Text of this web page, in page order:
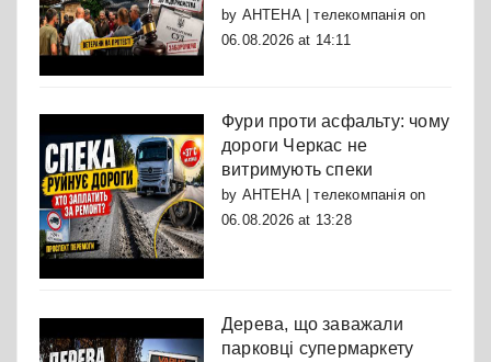
by АНТЕНА | телекомпаніяon
06.08.2026 at 14:11
Фури проти асфальту: чому
дороги Черкас не
витримують спеки
by АНТЕНА | телекомпаніяon
06.08.2026 at 13:28
Дерева, що заважали
парковці супермаркету